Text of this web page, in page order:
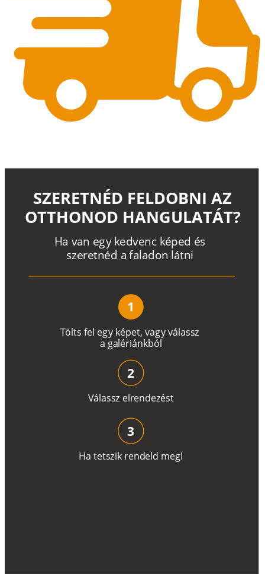
Tölts fel egy képet, vagyválassz
a galériánkból
Ha van egy kedvenc képed és
szeretnéd a faladon látni
SZERETNÉD FELDOBNI AZ
OTTHONOD HANGULATÁT?
1
Válassz elrendezést
2
Ha tetszik rendeld meg!
3